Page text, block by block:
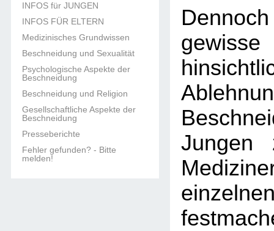
INFOS für JUNGEN
INFOS FÜR ELTERN
Medizinisches Grundwissen
Beschneidung und Sexualität
Psychologische Aspekte der
Beschneidung
Beschneidung und Religion
Gesellschaftliche Aspekte der
Beschneidung
Presseberichte
Fehler gefunden? - Bitte
melden!
Jungen